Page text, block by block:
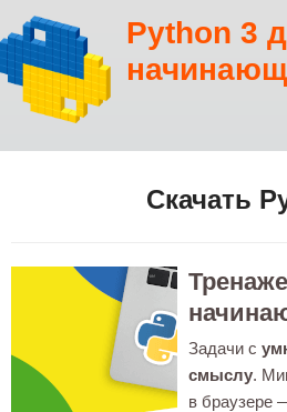
Python 3
Скачать
Задачи с
смыслу.
в браузере